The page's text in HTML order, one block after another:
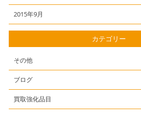
2015年9月
カテゴリー
その他
ブログ
買取強化品目